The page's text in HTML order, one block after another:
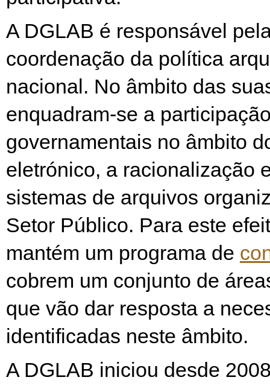
A DGLAB é responsável
coordenação da política
nacional. No âmbito das
enquadram-se a
governamentais no âmbito
eletrónico, a racionalização
sistemas de arquivos
Setor Público. Para este
mantém um programa de
cobrem um conjunto de
que vão dar resposta a
identificadas neste âmbito.
A DGLAB iniciou desde